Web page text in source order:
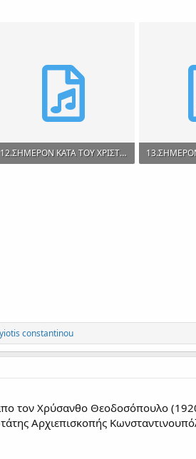
12.ΣΗΜΕΡΟΝ ΚΑΤΑ ΤΟΥ ΧΡΙΣΤΟΥ.mp3
constantinou
τον Χρύσανθο Θεοδοσόπουλο
Αρχιεπισκοπής